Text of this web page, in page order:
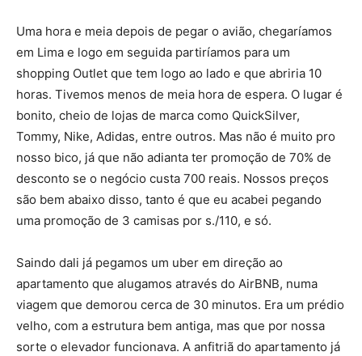
Uma hora e meia depois de pegar o avião, chegaríamos
em Lima e logo em seguida partiríamos para um
shopping Outlet que tem logo ao lado e que abriria 10
horas. Tivemos menos de meia hora de espera. O lugar é
bonito, cheio de lojas de marca como QuickSilver,
Tommy, Nike, Adidas, entre outros. Mas não é muito pro
nosso bico, já que não adianta ter promoção de 70% de
desconto se o negócio custa 700 reais. Nossos preços
são bem abaixo disso, tanto é que eu acabei pegando
uma promoção de 3 camisas por s./110, e só.
Saindo dali já pegamos um uber em direção ao
apartamento que alugamos através do AirBNB, numa
viagem que demorou cerca de 30 minutos. Era um prédio
velho, com a estrutura bem antiga, mas que por nossa
sorte o elevador funcionava. A anfitriã do apartamento já